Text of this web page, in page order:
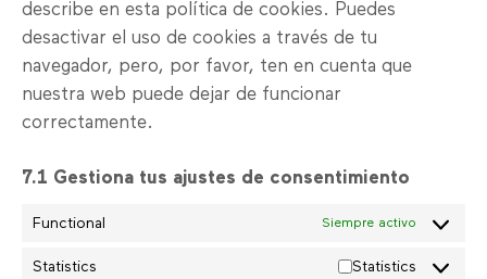
describe en esta política de cookies. Puedes
desactivar el uso de cookies a través de tu
navegador, pero, por favor, ten en cuenta que
nuestra web puede dejar de funcionar
correctamente.
7.1 Gestiona tus ajustes de consentimiento
Functional Siempre activo
Statistics Statistics